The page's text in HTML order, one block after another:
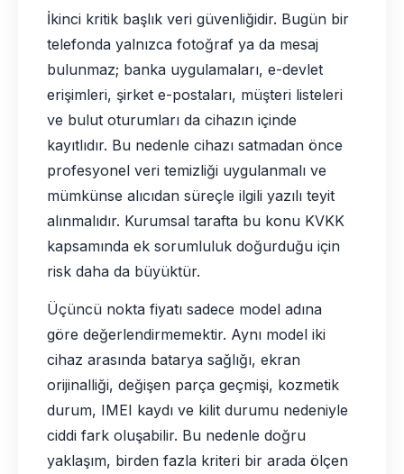
İkinci kritik başlık veri güvenliğidir. Bugün bir
telefonda yalnızca fotoğraf ya da mesaj
bulunmaz; banka uygulamaları, e-devlet
erişimleri, şirket e-postaları, müşteri listeleri
ve bulut oturumları da cihazın içinde
kayıtlıdır. Bu nedenle cihazı satmadan önce
profesyonel veri temizliği uygulanmalı ve
mümkünse alıcıdan süreçle ilgili yazılı teyit
alınmalıdır. Kurumsal tarafta bu konu KVKK
kapsamında ek sorumluluk doğurduğu için
risk daha da büyüktür.
Üçüncü nokta fiyatı sadece model adına
göre değerlendirmemektir. Aynı model iki
cihaz arasında batarya sağlığı, ekran
orijinalliği, değişen parça geçmişi, kozmetik
durum, IMEI kaydı ve kilit durumu nedeniyle
ciddi fark oluşabilir. Bu nedenle doğru
yaklaşım, birden fazla kriteri bir arada ölçen